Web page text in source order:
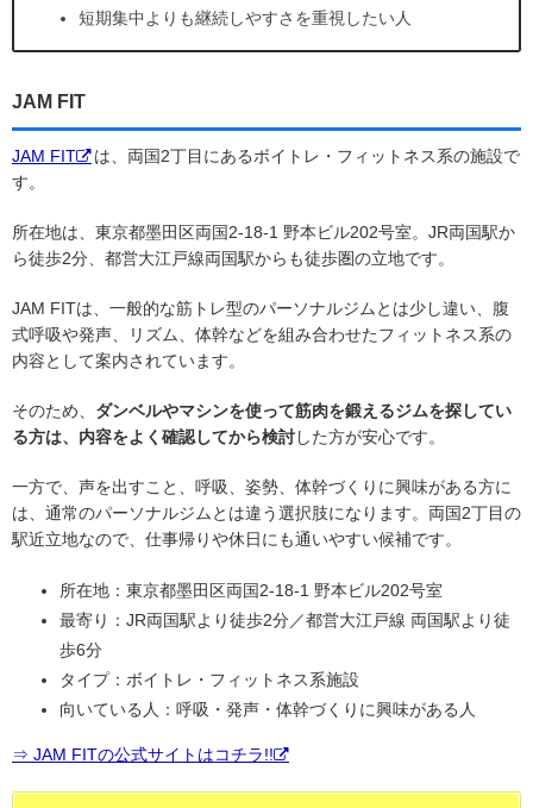
短期集中よりも継続しやすさを重視したい人
JAM FIT
JAM FIT
は、両国2丁目にあるボイトレ・フィットネス系の施設で
す。
所在地は、東京都墨田区両国2-18-1 野本ビル202号室。JR両国駅か
ら徒歩2分、都営大江戸線両国駅からも徒歩圏の立地です。
JAM FITは、一般的な筋トレ型のパーソナルジムとは少し違い、腹
式呼吸や発声、リズム、体幹などを組み合わせたフィットネス系の
内容として案内されています。
そのため、 ダンベルやマシンを使って筋肉を鍛えるジムを探してい
る方は、内容をよく確認してから検討した方が安心です。
一方で、声を出すこと、呼吸、姿勢、体幹づくりに興味がある方に
は、通常のパーソナルジムとは違う選択肢になります。両国2丁目の
駅近立地なので、仕事帰りや休日にも通いやすい候補です。
所在地：東京都墨田区両国2-18-1 野本ビル202号室
最寄り：JR両国駅より徒歩2分／都営大江戸線 両国駅より徒
歩6分
タイプ：ボイトレ・フィットネス系施設
向いている人：呼吸・発声・体幹づくりに興味がある人
⇒ JAM FITの公式サイトはコチラ!!